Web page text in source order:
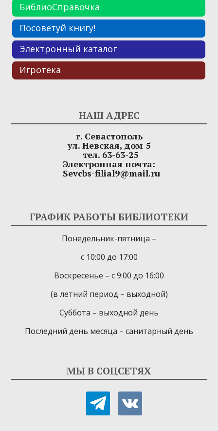
БиблиоСправочка
Посоветуй книгу!
Электронный каталог
Игротека
НАШ АДРЕС
г. Севастополь
ул. Невская, дом 5
тел. 63-63-25
Электронная почта:
Sevcbs-filial9@mail.ru
ГРАФИК РАБОТЫ БИБЛИОТЕКИ
Понедельник-пятница –
с 10:00 до 17:00
Воскресенье – с 9:00 до 16:00
(в летний период – выходной)
Суббота – выходной день
Последний день месяца – санитарный день
МЫ В СОЦСЕТЯХ
telegramvkontakte